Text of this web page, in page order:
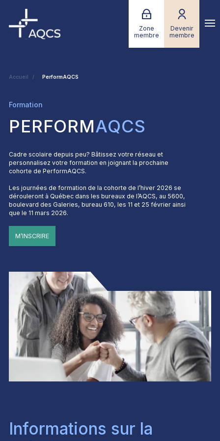
Zone
membre
Devenir
membre
Accueil PerformAQCS
Formation
PERFORMAQCS
Cadre scolaire depuis peu? Bâtissez votre réseau et
personnalisez votre formation en joignant la prochaine
cohorte de PerformAQCS.
Les journées de formation de la cohorte de l’hiver 2026 se
dérouleront à Québec dans les bureaux de l’AQCS, au 5600,
boulevard des Galeries, bureau 610, les 11 et 25 février ainsi
que le 11 mars 2026.
M’INSCRIRE
Informations sur la